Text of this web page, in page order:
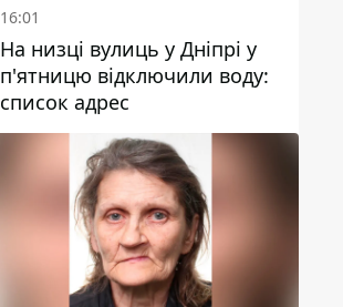
16:01
На низці вулиць у Дніпрі у
п'ятницю відключили воду:
список адрес